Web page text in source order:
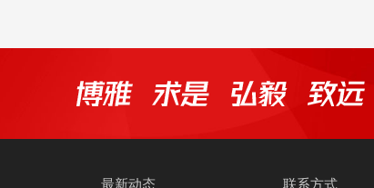
最新动态 联系方式